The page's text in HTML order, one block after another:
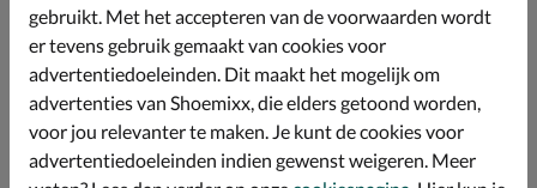
gebruikt. Met het accepteren van de voorwaarden wordt
er tevens gebruik gemaakt van cookies voor
advertentiedoeleinden. Dit maakt het mogelijk om
advertenties van Shoemixx, die elders getoond worden,
voor jou relevanter te maken. Je kunt de cookies voor
advertentiedoeleinden indien gewenst weigeren. Meer